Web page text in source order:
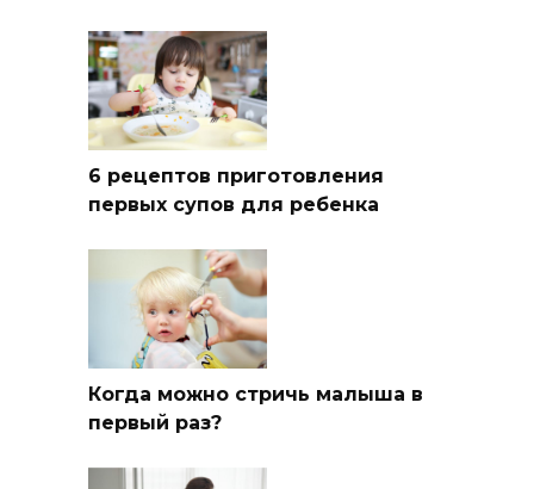
6 рецептов приготовления
первых супов для ребенка
Когда можно стричь малыша в
первый раз?